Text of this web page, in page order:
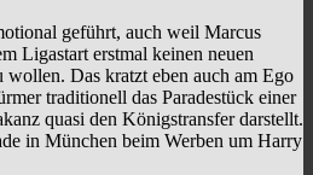
geführt, auch weil Marcus
Ligastart erstmal keinen neuen
Das kratzt eben auch am Ego
traditionell das Paradestück einer
quasi den Königstransfer darstellt.
in München beim Werben um Harry